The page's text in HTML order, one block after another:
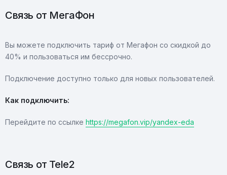
Связь от МегаФон
Вы можете подключить тариф от Мегафон со скидкой до
40% и пользоваться им бессрочно.
Подключение доступно только для новых пользователей.
Как подключить:
Перейдите по ссылке https://megafon.vip/yandex-eda
Связь от Tele2